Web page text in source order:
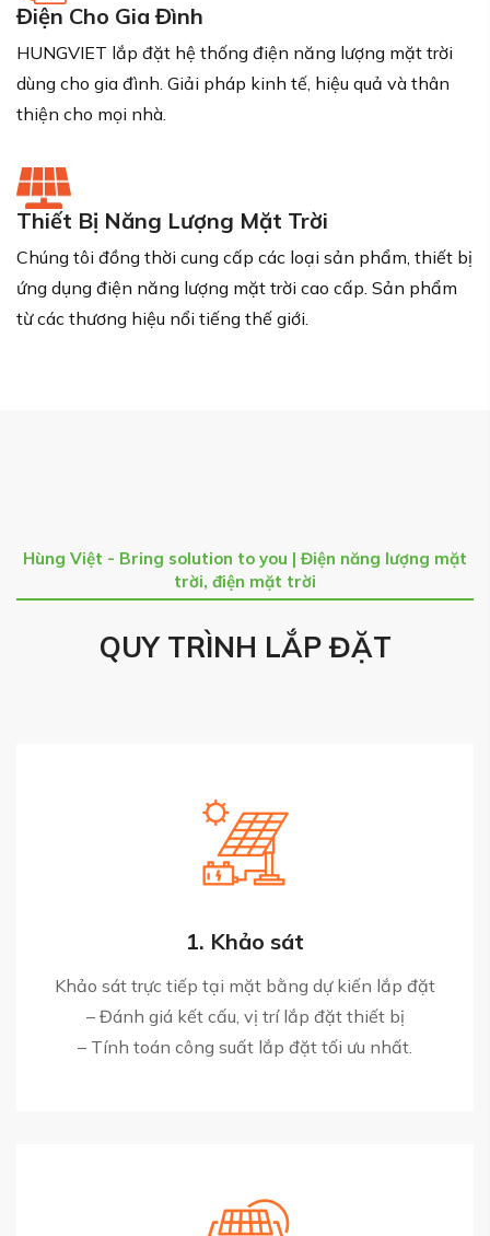
Điện Cho Gia Đình
HUNGVIET lắp đặt hệ thống điện năng lượng mặt trời
dùng cho gia đình. Giải pháp kinh tế, hiệu quả và thân
thiện cho mọi nhà.
Thiết Bị Năng Lượng Mặt Trời
Chúng tôi đồng thời cung cấp các loại sản phẩm, thiết bị
ứng dụng điện năng lượng mặt trời cao cấp. Sản phẩm
từ các thương hiệu nổi tiếng thế giới.
Hùng Việt - Bring solution to you | Điện năng lượng mặt
trời, điện mặt trời
QUY TRÌNH LẮP ĐẶT
1. Khảo sát
Khảo sát trực tiếp tại mặt bằng dự kiến lắp đặt
– Đánh giá kết cấu, vị trí lắp đặt thiết bị
– Tính toán công suất lắp đặt tối ưu nhất.